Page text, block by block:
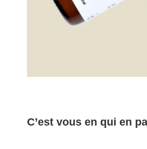
C’est vous en qui en